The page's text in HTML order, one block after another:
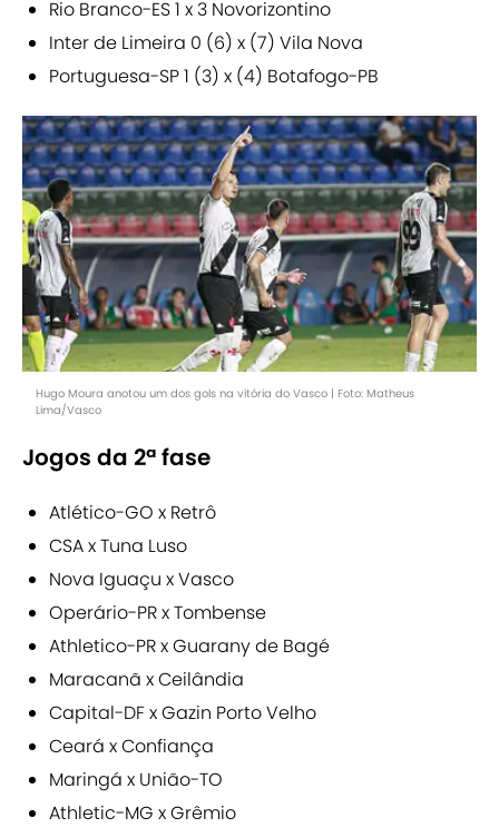
Rio Branco-ES 1 x 3 Novorizontino
Inter de Limeira 0 (6) x (7) Vila Nova
Portuguesa-SP 1 (3) x (4) Botafogo-PB
Hugo Moura anotou um dos gols na vitória do Vasco | Foto: Matheus
Lima/Vasco
Jogos da 2ª fase
Atlético-GO x Retrô
CSA x Tuna Luso
Nova Iguaçu x Vasco
Operário-PR x Tombense
Athletico-PR x Guarany de Bagé
Maracanã x Ceilândia
Capital-DF x Gazin Porto Velho
Ceará x Confiança
Maringá x União-TO
Athletic-MG x Grêmio